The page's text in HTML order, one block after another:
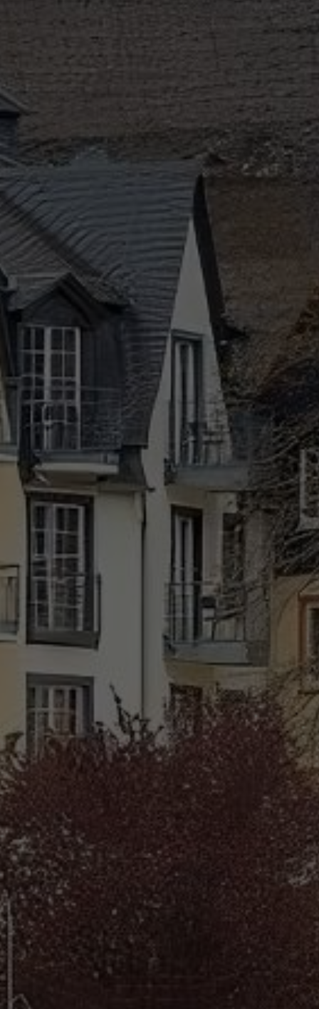
Get in touch
Cybersteel Inc.
376-293 City Road, Suite 600
San Francisco, CA 94102
Have any questions?
Drop us a line
info@yourdomain.com
About us
Lorem ipsum dolor sit amet, consectetuer adipiscing
elit.
Aenean commodo ligula eget dolor. Aenean massa. Cum
sociis natoque penatibus et magnis dis parturient
montes, nascetur ridiculus mus. Donec quam felis,
ultricies nec.